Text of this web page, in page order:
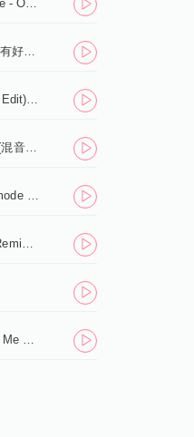
Shane 54 & Cubicore Ft. Eric Lumiere - Out Of Time (Sagan Extended Remix).mp3
公王府-【私人定制 酒吧类型】送给所有好友，
Stephan F - Astronomia 2K19 (Radio Edit).mp3
鞠文娴 - BINGBIAN病变 改编伴奏版 (混音之家 REMIX)
Blackpink - DDU DU DDU DU (Flaremode Remix) .mp3
Phao - 2 Phut Hon (KAIZ Extended Remix).mp3
VIZE & TOM GREGORY - Never Let Me Down (Extended Mix).mp3